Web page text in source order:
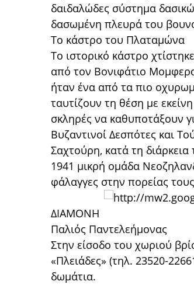
δαιδαλώδες σύστημα
δασωμένη πλευρά του
Το κάστρο του Πλαταμώνα
Το ιστορικό κάστρο
από τον Βονιφάτιο
ήταν ένα από τα πιο
ταυτίζουν τη θέση με
σκληρές να καθυποτάξουν
Βυζαντινοί Δεσπότες και
Σαχτούρη, κατά τη
1941 μικρή ομάδα
φάλαγγες στην πορείας
ΔΙΑΜΟΝΗ
Παλιός Παντελεήμονας
Στην είσοδο του χωριού
«Πλειάδες» (τηλ. 23520-
δωμάτια.